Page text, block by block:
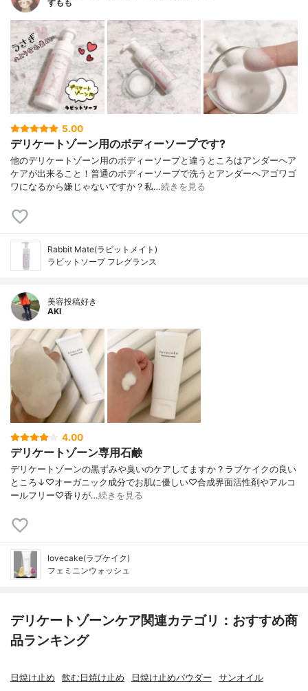
すもも
5.00
デリケートゾーン用のボディーソープです?
他のデリケートゾーン用のボディーソープと違うところはアンダーヘア
ケアが出来ること！普通のボディーソープで洗うとアンダーヘアゴワゴ
ワになるから嫌じゃないですか？私…続きを見る
Rabbit Mate(ラビットメイト)
ラビットソープ フレグランス
美容投稿好き
AKI
4.00
デリケートゾーン専用石鹸
デリケートゾーンの黒ずみや臭いのケアしてますか？ラブケイクの良い
ところ↓♡オーガニック成分でお肌に優しい♡合成界面活性剤やアルコ
ールフリー♡香りが…続きを見る
lovecake(ラブケイク)
フェミニンウォッシュ
デリケートゾーンケア関連カテゴリ：おすすめ商
品ランキング
日焼け止め 飲む日焼け止め 日焼け止めパウダー サンオイル